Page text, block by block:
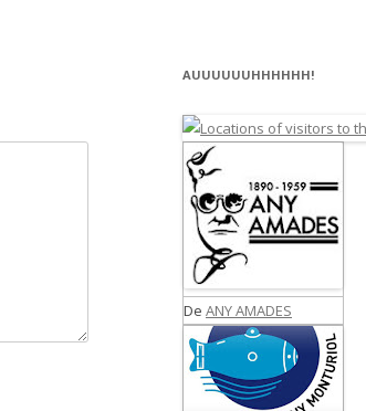
AUUUUUUHHHHHH!
De ANY AMADES